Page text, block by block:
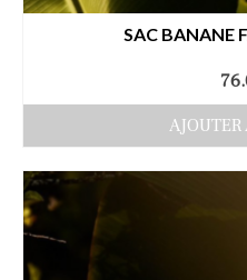
SAC BANANE
AJOUTER